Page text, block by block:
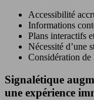
Accessibilité
Informations
Plans interactifs
Nécessité d’une
Considération
Signalétique
une expérience